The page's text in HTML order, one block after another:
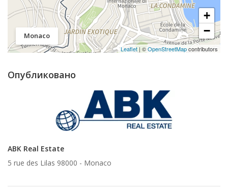
Monaco
+
−
Leaflet | ©OpenStreetMapcontributors
Опубликовано
ABK Real Estate
5 rue des Lilas 98000 - Monaco